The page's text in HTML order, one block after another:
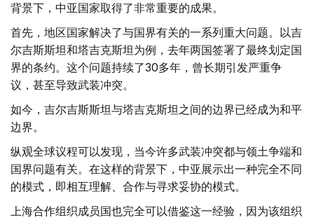
背景下，中亚国家取得了非常重要的成果。
首先，地区国家解决了与国界有关的一系列重大问题。以吉
尔吉斯斯坦和塔吉克斯坦为例，去年两国签署了最终划定国
界的条约。这个问题持续了30多年，曾长期引发严重争
议，甚至导致武装冲突。
如今，吉尔吉斯斯坦与塔吉克斯坦之间的边界已经成为和平
边界。
纵观全球议程可以发现，当今许多武装冲突都与领土争端和
国界问题有关。在这样的背景下，中亚展示出一种完全不同
的模式，即相互理解、合作与寻求妥协的模式。
上海合作组织成员国也完全可以借鉴这一经验，因为该组织